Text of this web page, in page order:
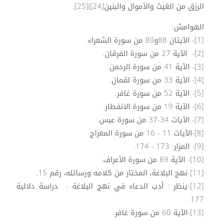
الرزق من الغيث والأموال والبنين[24])[25].
الهوامش:
[1]- الآيتان 88و89 من سورة الشعراء.
[2]- الآية 27 من سورة الفرقان.
[3]- الآية 41 من سورة الرحمن.
[4]- الآية 33 من سورة لقمان.
[5]- الآية 52 من سورة غافر.
[6]- الآية 19 من سورة الانفطار.
[7]- الآيات 34-37 من سورة عبس.
[8]-الآيات 11 - 16 من سورة المعراج
[9]- المزار: 173 - 174.
[10]- الآية 89 من سورة الأعراف.
[11]-نهج البلاغة، المختار من كلامه ورسائله، رقم 15.
[12]-ينظر : أدب الدعاء في نهج البلاغة - دراسة دلالية
177.
[13]-الآية 60 من سورة غافر.